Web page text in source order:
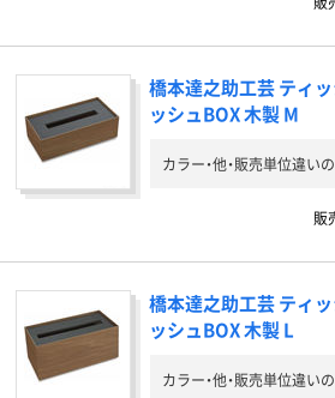
橋本達之助工芸 ティ
ッシュBOX 木製 M
カラー・他・販売単位違い
販
橋本達之助工芸 ティ
ッシュBOX 木製 L
カラー・他・販売単位違い